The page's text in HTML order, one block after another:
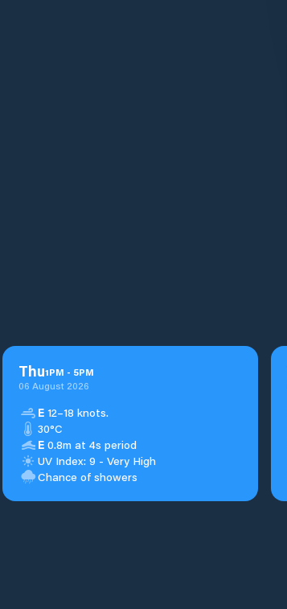
Thu1PM - 5PM
06 August 2026
E 12–18 knots.
30°C
E 0.8m at 4s period
UV Index: 9 - Very High
Chance of showers